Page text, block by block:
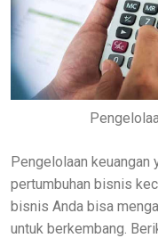
Pengelolaan keuangan
pertumbuhan bisnis
bisnis Anda bisa
untuk berkembang.